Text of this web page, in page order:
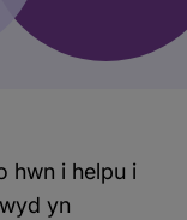
hwn i helpu i
yn